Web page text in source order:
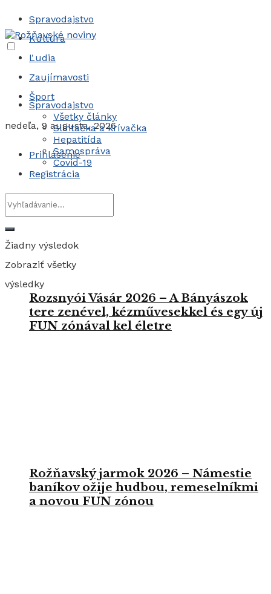
Spravodajstvo
Kultúra
Ľudia
Zaujímavosti
Šport
nedeľa, 9 augusta, 2026
Prihlásenie
Registrácia
Žiadny výsledok
Zobraziť všetky
výsledky
Spravodajstvo
Všetky články
Slintačka a krívačka
Hepatitída
Samospráva
Covid-19
Rozsnyói Vásár 2026 – A Bányászok
tere zenével, kézművesekkel és egy új
FUN zónával kel életre
Rožňavský jarmok 2026 – Námestie
baníkov ožije hudbou, remeselníkmi
a novou FUN zónou